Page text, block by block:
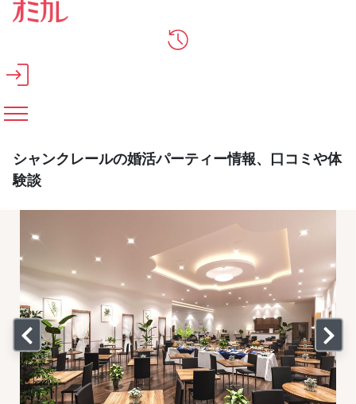
メインコンテンツへスキップ
シャンクレールの婚活パーティー情報、口コミや体
験談